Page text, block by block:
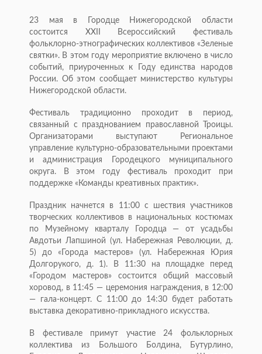
23 мая в Городце Нижегородской области
состоится XXII Всероссийский фестиваль
фольклорно-этнографических коллективов «Зеленые
святки». В этом году мероприятие включено в число
событий, приуроченных к Году единства народов
России. Об этом сообщает министерство культуры
Нижегородской области.
Фестиваль традиционно проходит в период,
связанный с празднованием православной Троицы.
Организаторами выступают Региональное
управление культурно-образовательными проектами
и администрация Городецкого муниципального
округа. В этом году фестиваль проходит при
поддержке «Команды креативных практик».
Праздник начнется в 11:00 с шествия участников
творческих коллективов в национальных костюмах
по Музейному кварталу Городца — от усадьбы
Авдотьи Лапшиной (ул. Набережная Революции, д.
5) до «Города мастеров» (ул. Набережная Юрия
Долгорукого, д. 1). В 11:30 на площадке перед
«Городом мастеров» состоится общий массовый
хоровод, в 11:45 — церемония награждения, в 12:00
— гала-концерт. С 11:00 до 14:30 будет работать
выставка декоративно-прикладного искусства.
В фестивале примут участие 24 фольклорных
коллектива из Большого Болдина, Бутурлино,